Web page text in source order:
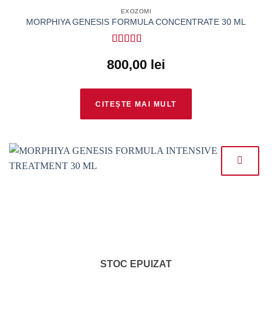
EXOZOMI
MORPHIYA GENESIS FORMULA CONCENTRATE 30 ML
din 5
800,00 lei
CITEȘTE MAI MULT
STOC EPUIZAT